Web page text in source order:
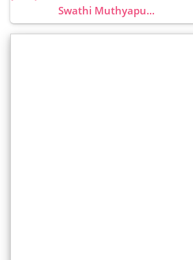
Swathi Muthyapu...